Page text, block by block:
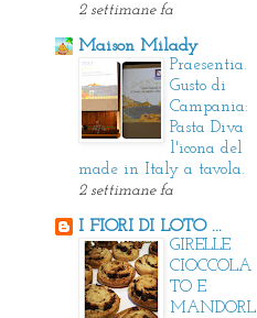
2 settimane fa
Maison Milady
Praesentia.
Gusto di
Campania:
Pasta Diva
l'icona del
made in Italy a tavola.
2 settimane fa
I FIORI DI LOTO ...
GIRELLE
CIOCCOLA
TO E
MANDORL